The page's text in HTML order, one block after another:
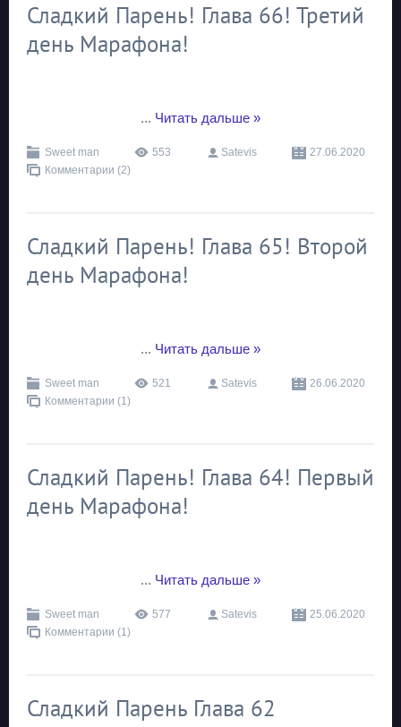
Сладкий Парень! Глава 66! Третий
день Марафона!
... Читать дальше »
Sweet man 553 Satevis
27.06.2020
Комментарии (2)
Сладкий Парень! Глава 65! Второй
день Марафона!
... Читать дальше »
Sweet man 521 Satevis
26.06.2020
Комментарии (1)
Сладкий Парень! Глава 64! Первый
день Марафона!
... Читать дальше »
Sweet man 577 Satevis
25.06.2020
Комментарии (1)
Сладкий Парень Глава 62